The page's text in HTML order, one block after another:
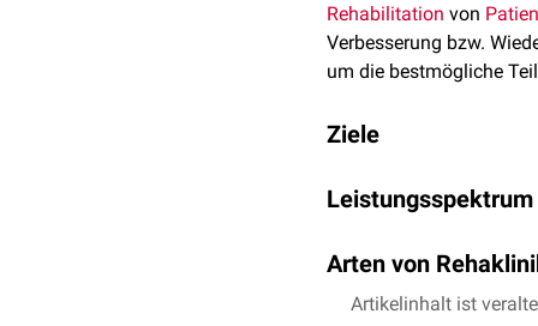
Rehabilitation von
Verbesserung bzw.
um die bestmögliche
Ziele
Wiederherstellung der
Durchführung
Reintegration in
Leistungsspektrum
Physiotherapie:
Ergotherapie:
Arten von
Es gibt verschiedene
Artikelinhalt ist